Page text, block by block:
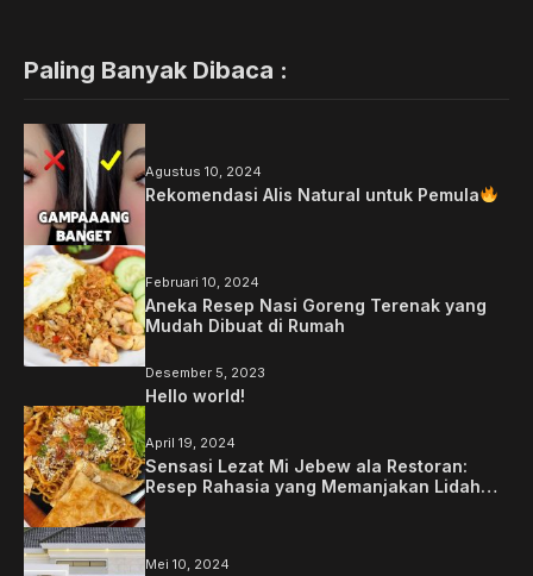
Paling Banyak Dibaca :
Agustus 10, 2024
Rekomendasi Alis Natural untuk Pemula
Februari 10, 2024
Aneka Resep Nasi Goreng Terenak yang
Mudah Dibuat di Rumah
Desember 5, 2023
Hello world!
April 19, 2024
Sensasi Lezat Mi Jebew ala Restoran:
Resep Rahasia yang Memanjakan Lidah
Mei 10, 2024